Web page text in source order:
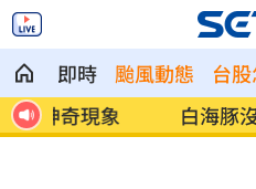
即時 颱風動態 台
白海豚沒放颱風整備
警